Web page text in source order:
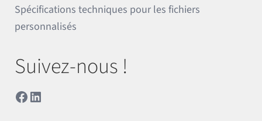
Spécifications techniques pour les fichiers
personnalisés
Suivez-nous !
Facebook
LinkedIn